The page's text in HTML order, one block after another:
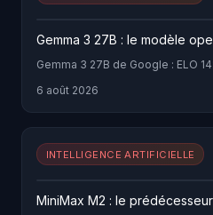
Gemma 3 27B : le modèle
Gemma 3 27B de Google : ELO
6 août 2026
INTELLIGENCE ARTIFICIELLE
MiniMax M2 : le